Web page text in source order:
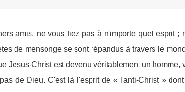
amis, ne vous fiez pas à n'importe quel esprit
de mensonge se sont répandus à travers le
Jésus-Christ est devenu véritablement un homme,
de Dieu. C'est là l'esprit de « l'anti-Christ »